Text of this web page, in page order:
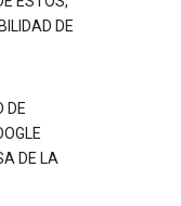
DE
DE
DE LA